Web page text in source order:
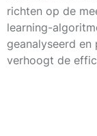
richten op de
learning-
geanalyseerd
verhoogt de